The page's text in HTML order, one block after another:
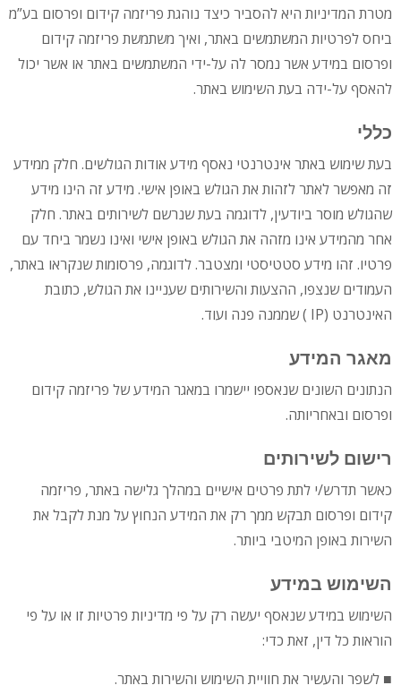
מטרת המדיניות היא להסביר כיצד נוהגת פריזמה קידום ופרסום בע”מ
ביחס לפרטיות המשתמשים באתר, ואיך משתמשת פריזמה קידום
ופרסום במידע אשר נמסר לה על-ידי המשתמשים באתר או אשר יכול
להאסף על-ידה בעת השימוש באתר.
כללי
בעת שימוש באתר אינטרנטי נאסף מידע אודות הגולשים. חלק ממידע
זה מאפשר לאתר לזהות את הגולש באופן אישי. מידע זה הינו מידע
שהגולש מוסר ביודעין, לדוגמה בעת שנרשם לשירותים באתר. חלק
אחר מהמידע אינו מזהה את הגולש באופן אישי ואינו נשמר ביחד עם
פרטיו. זהו מידע סטטיסטי ומצטבר. לדוגמה, פרסומות שנקראו באתר,
העמודים שנצפו, ההצעות והשירותים שעניינו את הגולש, כתובת
האינטרנט (IP ) שממנה פנה ועוד.
מאגר המידע
הנתונים השונים שנאספו יישמרו במאגר המידע של פריזמה קידום
ופרסום ובאחריותה.
רישום לשירותים
כאשר תדרש/י לתת פרטים אישיים במהלך גלישה באתר, פריזמה
קידום ופרסום תבקש ממך רק את המידע הנחוץ על מנת לקבל את
השירות באופן המיטבי ביותר.
השימוש במידע
השימוש במידע שנאסף יעשה רק על פי מדיניות פרטיות זו או על פי
הוראות כל דין, זאת כדי:
■ לשפר והעשיר את חוויית השימוש והשירות באתר.